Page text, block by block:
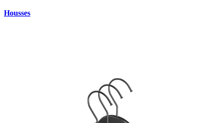
Housses